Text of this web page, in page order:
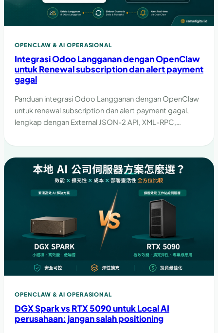
OPENCLAW & AI OPERASIONAL
Integrasi Odoo Langganan dengan OpenClaw
untuk Renewal subscription dan alert payment
gagal
Panduan integrasi Odoo Langganan dengan OpenClaw
untuk renewal subscription dan alert payment gagal,
lengkap dengan External JSON-2 API, XML-RPC,
OPENCLAW & AI OPERASIONAL
DGX Spark vs RTX 5090 untuk Local AI
perusahaan: jangan salah positioning